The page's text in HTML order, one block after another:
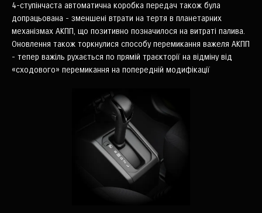
4-ступінчаста автоматична коробка передач також була
допрацьована - зменшені втрати на тертя в планетарних
механізмах АКПП, що позитивно позначилося на витраті палива.
Оновлення також торкнулися способу перемикання важеля АКПП
- тепер важіль рухається по прямій траєкторії на відміну від
«сходового» перемикання на попередній модифікації